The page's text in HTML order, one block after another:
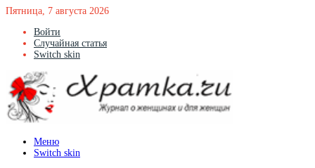
Пятница, 7 августа 2026
Войти
Случайная статья
Switch skin
Меню
Switch skin